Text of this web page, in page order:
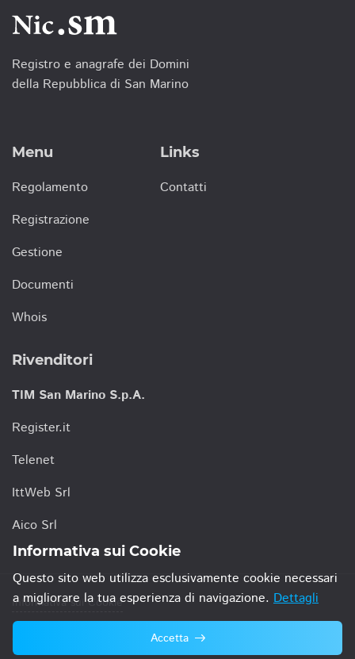
Registro e anagrafe dei Domini
della Repubblica di San Marino
Menu
Regolamento
Registrazione
Gestione
Documenti
Whois
Links
Contatti
Rivenditori
TIM San Marino S.p.A.
Register.it
Telenet
IttWeb Srl
Aico Srl
Informativa sui Cookie
© 2021 TIM San Marino S.p.A.
Informativa sui Cookie
Questo sito web utilizza esclusivamente cookie necessari
a migliorare la tua esperienza di navigazione. Dettagli
Accetta